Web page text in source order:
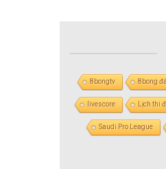
8bongtv 8bong
livescore Lịch thi
Saudi Pro League